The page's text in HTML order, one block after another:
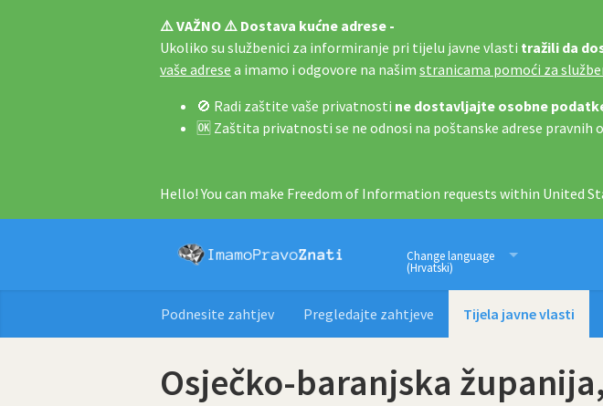
⚠️ VAŽNO ⚠️ Dostava kućne adrese -
Ukoliko su službenici za informiranje pri tijelu javne vlasti tražili da
vaše adrese a imamo i odgovore na našim stranicama pomoći za
🚫 Radi zaštite vaše privatnosti ne dostavljajte osobne
🆗 Zaštita privatnosti se ne odnosi na poštanske adrese
Hello! You can make Freedom of Information requests within United
Imamo pravo
Change language
(Hrvatski)
Podnesite zahtjev Pregledajte zahtjeve Tijela javne vlasti
Osječko-baranjska